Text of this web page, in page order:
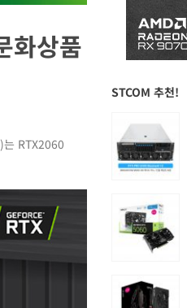
화상품
는 RTX2060
STCOM 추천!